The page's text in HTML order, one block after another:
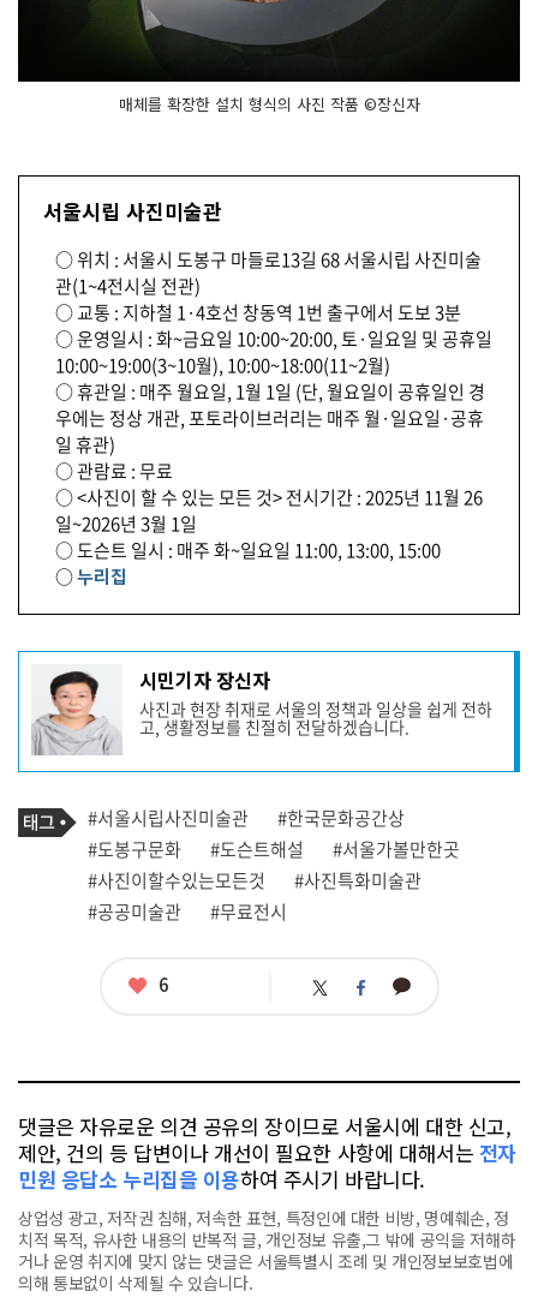
매체를 확장한 설치 형식의 사진 작품 ©장신자
서울시립 사진미술관
○ 위치 : 서울시 도봉구 마들로13길 68 서울시립 사진미술
관(1~4전시실 전관)
○ 교통 : 지하철 1·4호선 창동역 1번 출구에서 도보 3분
○ 운영일시 : 화~금요일 10:00~20:00, 토·일요일 및 공휴일
10:00~19:00(3~10월), 10:00~18:00(11~2월)
○ 휴관일 : 매주 월요일, 1월 1일 (단, 월요일이 공휴일인 경
우에는 정상 개관, 포토라이브러리는 매주 월·일요일·공휴
일 휴관)
○ 관람료 : 무료
○ <사진이 할 수 있는 모든 것> 전시기간 : 2025년 11월 26
일~2026년 3월 1일
○ 도슨트 일시 : 매주 화~일요일 11:00, 13:00, 15:00
○누리집
작
성
자
프
필
시민기자 장신자
사진과 현장 취재로 서울의 정책과 일상을 쉽게 전하
고, 생활정보를 친절히 전달하겠습니다.
기
사
관
련
태
그
태
그
#서울시립사진미술관
#한국문화공간상
#도봉구문화
#도슨트해설
#서울가볼만한곳
#사진이할수있는모든것
#사진특화미술관
#공공미술관
#무료전시
좋
6 트 페 카
댓글은 자유로운 의견 공유의 장이므로 서울시에 대한 신고,
제안, 건의 등 답변이나 개선이 필요한 사항에 대해서는 전자
민원 응답소 누리집을 이용하여 주시기 바랍니다.
상업성 광고, 저작권 침해, 저속한 표현, 특정인에 대한 비방, 명예훼손, 정
치적 목적, 유사한 내용의 반복적 글, 개인정보 유출,그 밖에 공익을 저해하
거나 운영 취지에 맞지 않는 댓글은 서울특별시 조례 및 개인정보보호법에
의해 통보없이 삭제될 수 있습니다.